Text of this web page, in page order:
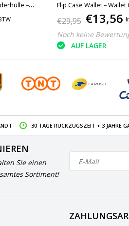
–
Flip Case Wallet –
Rot
€29,95 €13,56
Noch keine
AUF LAGER
30 TAGE RÜCKZUGSZEIT + 3 JAHRE
Sie einen
Sortiment!